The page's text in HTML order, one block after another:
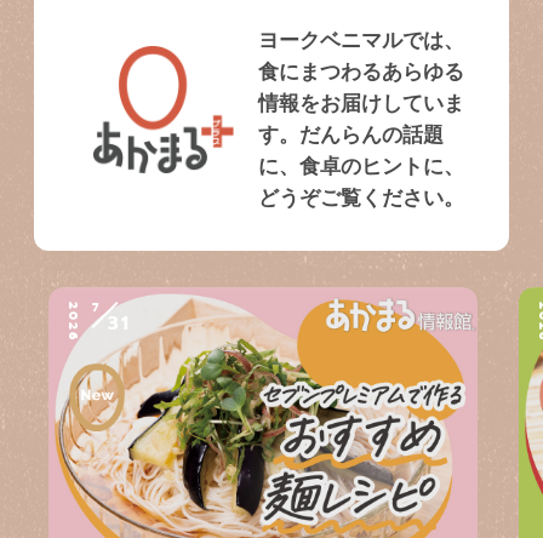
ヨークベニマルでは、
食にまつわるあらゆる
情報をお届けしていま
す。だんらんの話題
に、食卓のヒントに、
どうぞご覧ください。
2026 7
31